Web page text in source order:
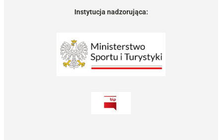
Instytucja nadzorująca: